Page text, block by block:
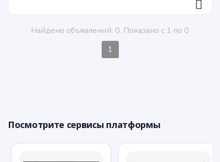
Найдено объявлений: 0. Показано с 1 по 0
1
Посмотрите сервисы платформы